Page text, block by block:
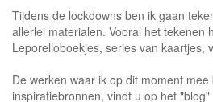
Tijdens de lockdowns ben ik gaan
allerlei materialen. Vooral het tekenen
Leporelloboekjes, series van kaartjes,
De werken waar ik op dit moment mee
inspiratiebronnen, vindt u op het